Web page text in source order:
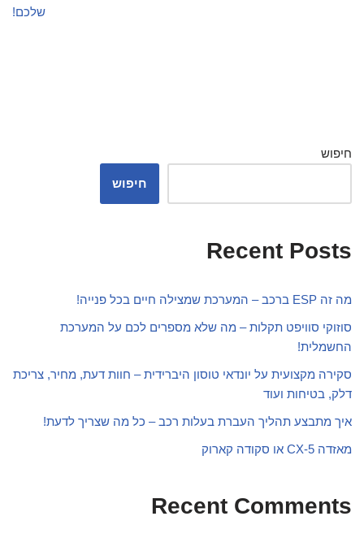
שלכם!
חיפוש
חיפוש
Recent Posts
מה זה ESP ברכב – המערכת שמצילה חיים בכל פנייה!
סוזוקי סוויפט תקלות – מה שלא מספרים לכם על המערכת
החשמלית!
סקירה מקצועית על יונדאי טוסון היברידית – חוות דעת, מחיר, צריכת
דלק, בטיחות ועוד
איך מתבצע תהליך העברת בעלות רכב – כל מה שצריך לדעת!
מאזדה CX-5 או סקודה קארוק
Recent Comments